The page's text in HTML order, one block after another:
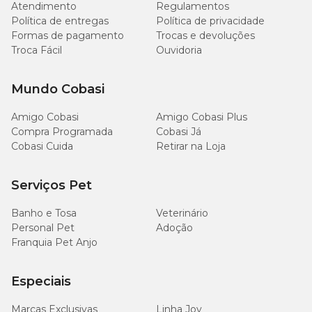
Cálcio (mín.) 9.000mg/kg
Fósforo (mín.) 9.000mg/kg
Umidade (máx.)
Lisina (mín.) 11g/kg
3.000mg/kg
Ômega 6 (mín.)
Energia metabolizável (mín.) 4.250kcal/kg
Atendimento
Regulamentos
Política de entregas
Política de privacidade
Formas de pagamento
Trocas e devoluções
Troca Fácil
Ouvidoria
Mundo Cobasi
Amigo Cobasi
Amigo Cobasi Plus
Compra Programada
Cobasi Já
Cobasi Cuida
Retirar na Loja
Serviços Pet
Banho e Tosa
Veterinário
Personal Pet
Adoção
Franquia Pet Anjo
Especiais
Marcas Exclusivas
Linha Joy